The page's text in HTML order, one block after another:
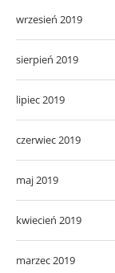
wrzesień 2019
sierpień 2019
lipiec 2019
czerwiec 2019
maj 2019
kwiecień 2019
marzec 2019